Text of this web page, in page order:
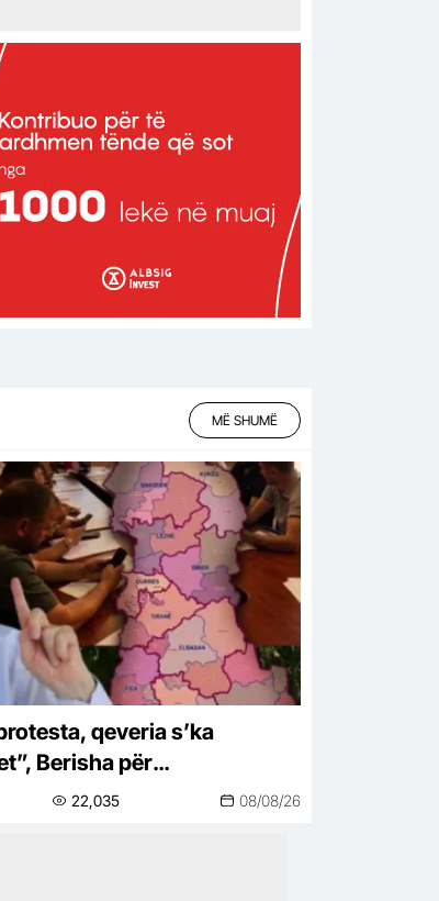
MË SHUMË
qeveria s’ka
Berisha për
Projekti i Ramës për
22,035 08/08/26